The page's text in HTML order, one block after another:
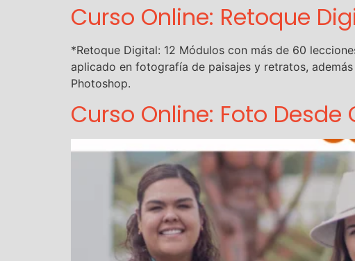
Curso Online: Retoque
*Retoque Digital: 12 Módulos con más de 60
aplicado en fotografía de paisajes y retratos,
Photoshop.
Curso Online: Foto Desde